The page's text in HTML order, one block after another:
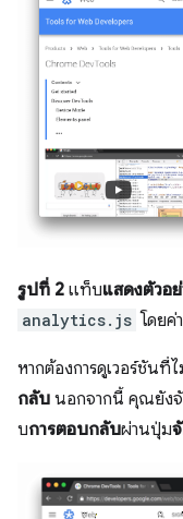
รูปที่ 2 แท็บแสดงตัวอ
analytics.js โดยค่
หากต้องการดูเวอร์ชันที่
กลับ นอกจากนี้ คุณยังจั
บการตอบกลับผ่านปุ่ม